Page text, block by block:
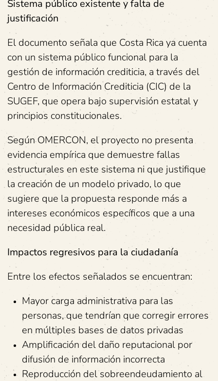
Sistema público existente y falta de
justificación
El documento señala que Costa Rica ya cuenta
con un sistema público funcional para la
gestión de información crediticia, a través del
Centro de Información Crediticia (CIC) de la
SUGEF, que opera bajo supervisión estatal y
principios constitucionales.
Según OMERCON, el proyecto no presenta
evidencia empírica que demuestre fallas
estructurales en este sistema ni que justifique
la creación de un modelo privado, lo que
sugiere que la propuesta responde más a
intereses económicos específicos que a una
necesidad pública real.
Impactos regresivos para la ciudadanía
Entre los efectos señalados se encuentran:
Mayor carga administrativa para las
personas, que tendrían que corregir errores
en múltiples bases de datos privadas
Amplificación del daño reputacional por
difusión de información incorrecta
Reproducción del sobreendeudamiento al